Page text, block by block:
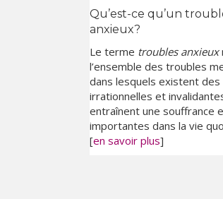
Qu’est-ce qu’un
anxieux?
Le terme troubles anxieux
l’ensemble des troubles
dans lesquels existent des
irrationnelles et
entraînent une souffrance
importantes dans la vie
[en savoir plus]